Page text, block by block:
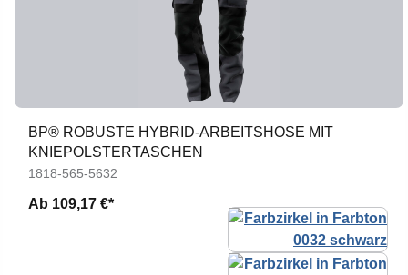
BP® ROBUSTE HYBRID-ARBEITSHOSE MIT
KNIEPOLSTERTASCHEN
1818-565-5632
Ab 109,17 €*